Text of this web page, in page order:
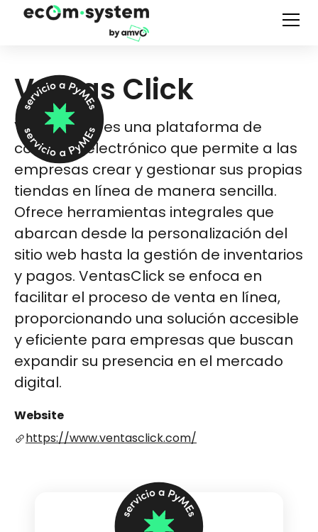
Ventas Click
VentasClick es una plataforma de
comercio electrónico que permite a las
empresas crear y gestionar sus propias
tiendas en línea de manera sencilla.
Ofrece herramientas integrales que
abarcan desde la personalización del
sitio web hasta la gestión de inventarios
y pagos. VentasClick se enfoca en
facilitar el proceso de venta en línea,
proporcionando una solución accesible
y eficiente para empresas que buscan
expandir su presencia en el mercado
digital.
Website
https://www.ventasclick.com/